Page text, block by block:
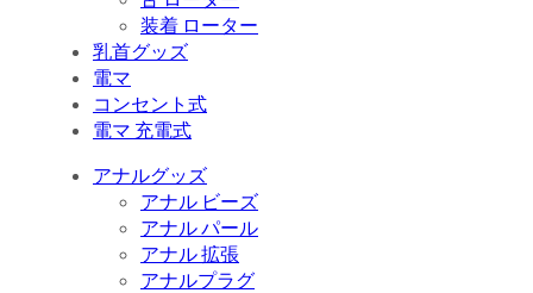
装着 ローター
乳首グッズ
電マ
コンセント式
電マ 充電式
アナルグッズ
アナル ビーズ
アナル パール
アナル 拡張
アナルプラグ